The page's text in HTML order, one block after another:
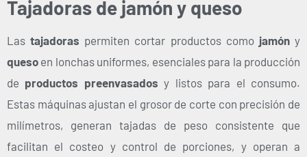
Tajadoras de jamón y queso
Lastajadoras permiten cortar productos como jamóny
queso en lonchas uniformes, esenciales para la producción
de productos preenvasados y listos para el consumo.
Estas máquinas ajustan el grosor de corte con precisión de
milímetros, generan tajadas de peso consistente que
facilitan el costeo y control de porciones, y operan a